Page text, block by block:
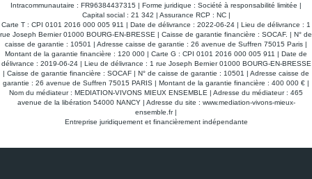
Intracommunautaire : FR96384437315 | Forme juridique : Société à responsabilité limitée |
Capital social : 21 342 | Assurance RCP : NC |
Carte T : CPI 0101 2016 000 005 911 | Date de délivrance : 2022-06-24 | Lieu de délivrance : 1
rue Joseph Bernier 01000 BOURG-EN-BRESSE | Caisse de garantie financière : SOCAF. | N° de
caisse de garantie : 10501 | Adresse caisse de garantie : 26 avenue de Suffren 75015 Paris |
Montant de la garantie financière : 120 000 | Carte G : CPI 0101 2016 000 005 911 | Date de
délivrance : 2019-06-24 | Lieu de délivrance : 1 rue Joseph Bernier 01000 BOURG-EN-BRESSE
| Caisse de garantie financière : SOCAF | N° de caisse de garantie : 10501 | Adresse caisse de
garantie : 26 avenue de Suffren 75015 PARIS | Montant de la garantie financière : 400 000 € |
Nom du médiateur : MEDIATION-VIVONS MIEUX ENSEMBLE | Adresse du médiateur : 465
avenue de la libération 54000 NANCY | Adresse du site : www.mediation-vivons-mieux-
ensemble.fr|
Entreprise juridiquement et financièrement indépendante